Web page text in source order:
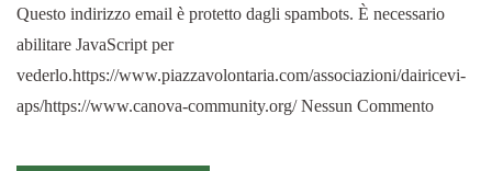
Questo indirizzo email è protetto dagli spambots. È necessario
abilitare JavaScript per
vederlo.https://www.piazzavolontaria.com/associazioni/dairicevi-
aps/https://www.canova-community.org/ Nessun Commento